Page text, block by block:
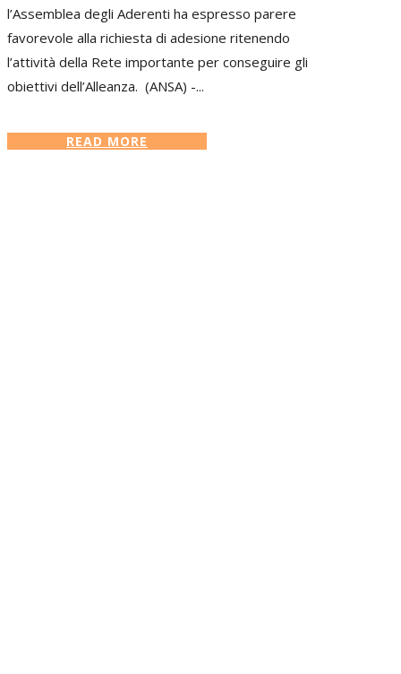
l’Assemblea degli Aderenti ha espresso parere
favorevole alla richiesta di adesione ritenendo
l’attività della Rete importante per conseguire gli
obiettivi dell’Alleanza. (ANSA) -...
READ MORE